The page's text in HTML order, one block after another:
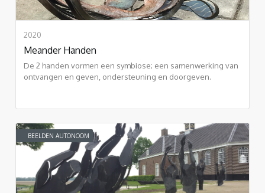
2020
Meander Handen
De 2 handen vormen een symbiose; een samenwerking van
ontvangen en geven, ondersteuning en doorgeven.
BEELDEN AUTONOOM